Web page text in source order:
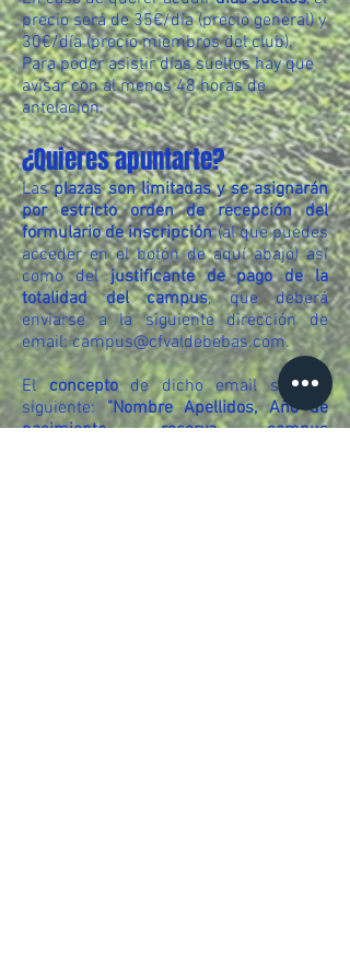
precio será de 35€/día (precio general) y
30€/día (precio miembros del club).
Para poder asistir días sueltos hay que
avisar con al menos 48 horas de
antelación.
¿Quieres apuntarte?
Lasplazas son limitadas y se asignarán
por estricto orden de recepción del
formulario de inscripción(al que puedes
acceder en el botón de aquí abajo) así
como deljustificante de pago de la
totalidad del campus, que deberá
enviarse a la siguiente dirección de
email:campus@cfvaldebebas.com.
El conceptode dicho email será el
siguiente: "Nombre Apellidos, Año de
nacimiento, reserva campus